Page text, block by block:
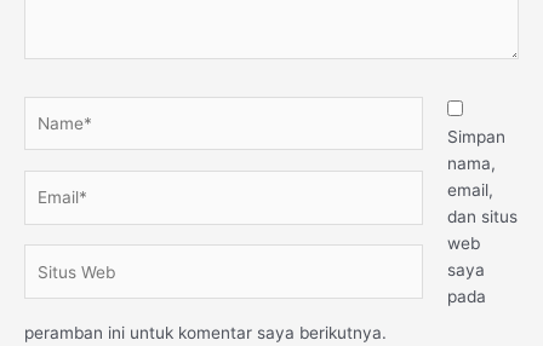
Web
Simpan
nama,
email,
dan situs
web
saya
pada
peramban ini untuk komentar saya berikutnya.